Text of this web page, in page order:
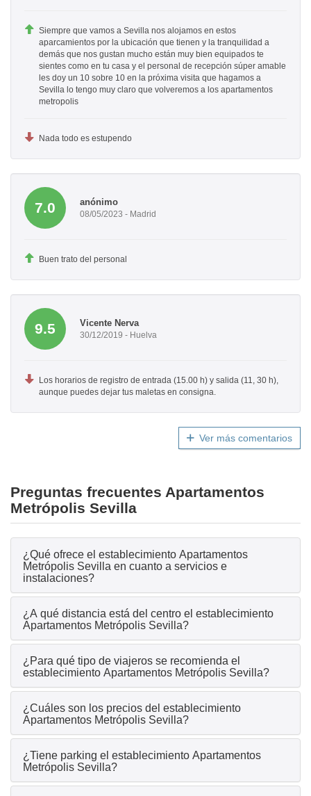
Siempre que vamos a Sevilla nos alojamos en estos
aparcamientos por la ubicación que tienen y la tranquilidad a
demás que nos gustan mucho están muy bien equipados te
sientes como en tu casa y el personal de recepción súper amable
les doy un 10 sobre 10 en la próxima visita que hagamos a
Sevilla lo tengo muy claro que volveremos a los apartamentos
metropolis
Nada todo es estupendo
7.0 anónimo
08/05/2023 - Madrid
Buen trato del personal
9.5 Vicente Nerva
30/12/2019 - Huelva
Los horarios de registro de entrada (15.00 h) y salida (11, 30 h),
aunque puedes dejar tus maletas en consigna.
Ver más comentarios
Preguntas frecuentes Apartamentos
Metrópolis Sevilla
¿Qué ofrece el establecimiento Apartamentos
Metrópolis Sevilla en cuanto a servicios e
instalaciones?
¿A qué distancia está del centro el establecimiento
Apartamentos Metrópolis Sevilla?
¿Para qué tipo de viajeros se recomienda el
establecimiento Apartamentos Metrópolis Sevilla?
¿Cuáles son los precios del establecimiento
Apartamentos Metrópolis Sevilla?
¿Tiene parking el establecimiento Apartamentos
Metrópolis Sevilla?